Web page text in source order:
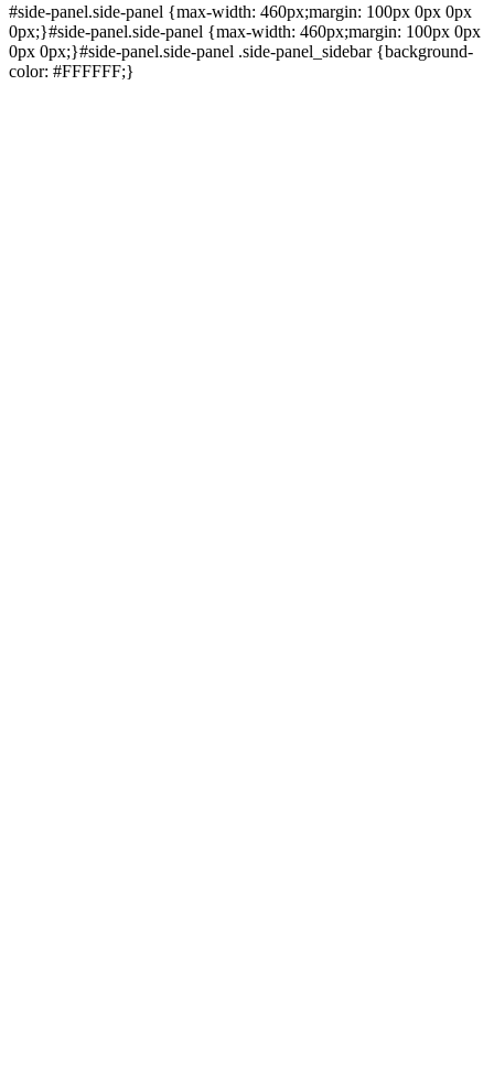
#side-panel.side-panel {max-width: 460px;margin: 100px 0px 0px
0px;}#side-panel.side-panel {max-width: 460px;margin: 100px 0px
0px 0px;}#side-panel.side-panel .side-panel_sidebar {background-
color: #FFFFFF;}